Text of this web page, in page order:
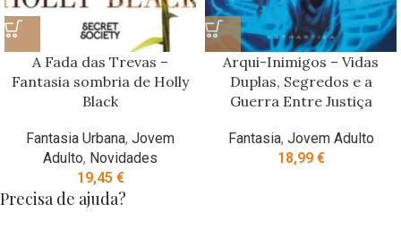
A Fada das Trevas –
Fantasia sombria de Holly
Black
Fantasia Urbana, Jovem
Adulto, Novidades
19,45 €
Arqui-Inimigos – Vidas
Duplas, Segredos e a
Guerra Entre Justiça
Fantasia, Jovem Adulto
18,99 €
Precisa de ajuda?